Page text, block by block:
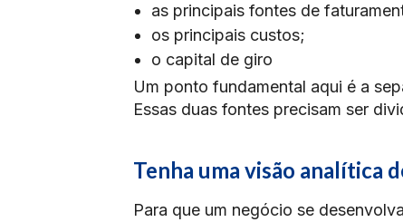
as principais fontes de
os principais custos;
o capital de giro
Um ponto fundamental aqui é a
Essas duas fontes precisam ser
Tenha uma visão analítica
Para que um negócio se